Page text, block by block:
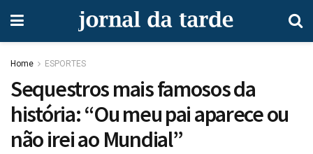
Home ESPORTES
Sequestros mais famosos da
história: “Ou meu pai aparece ou
não irei ao Mundial”